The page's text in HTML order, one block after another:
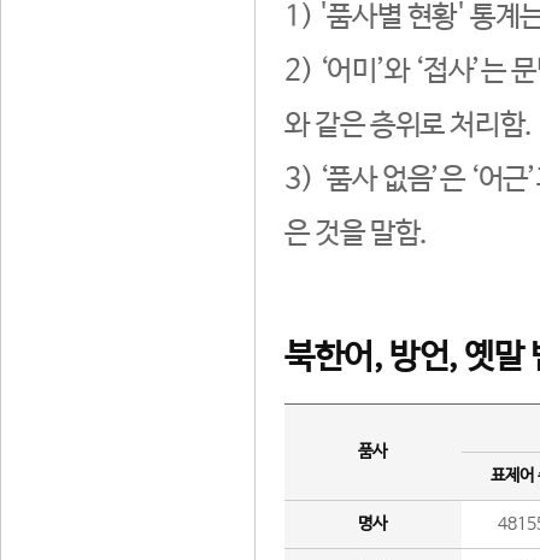
1) '품사별 현황' 통계
2) ‘어미’와 ‘접사’는
와 같은 층위로 처리함.
3) ‘품사 없음’은 ‘어
은 것을 말함.
북한어, 방언, 옛말
품사
표제어
명사